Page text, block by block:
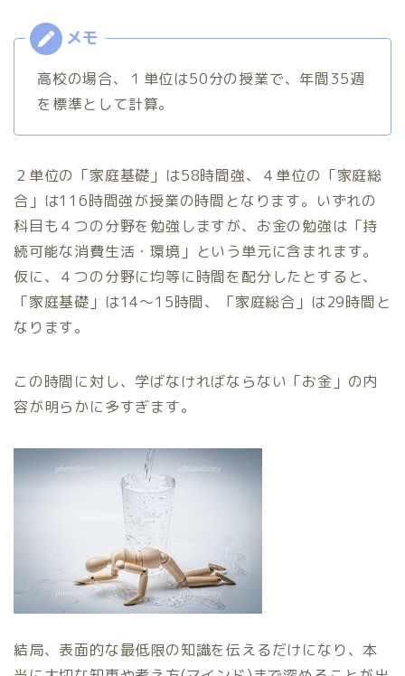
高校の場合、１単位は50分の授業で、年間35週
を標準として計算。
２単位の「家庭基礎」は58時間強、４単位の「家庭総
合」は116時間強が授業の時間となります。いずれの
科目も４つの分野を勉強しますが、お金の勉強は「持
続可能な消費生活・環境」という単元に含まれます。
仮に、４つの分野に均等に時間を配分したとすると、
「家庭基礎」は14〜15時間、「家庭総合」は29時間と
なります。
この時間に対し、学ばなければならない「お金」の内
容が明らかに多すぎます。
結局、表面的な最低限の知識を伝えるだけになり、本